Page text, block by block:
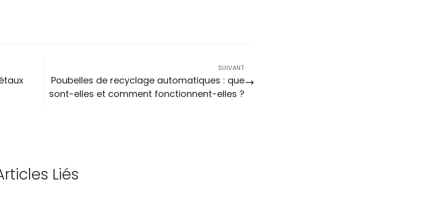
SUIVANT
Poubelles de recyclage automatiques : que
sont-elles et comment fonctionnent-elles ?
Liés